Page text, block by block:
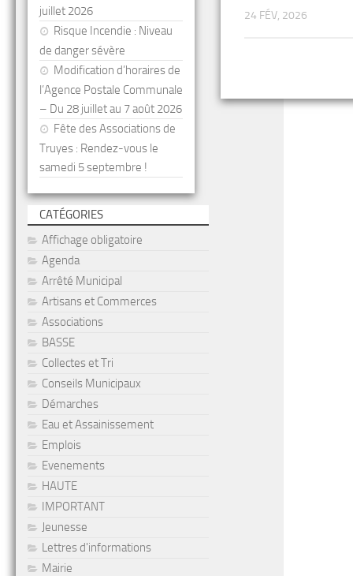
24 FÉV, 2026
juillet 2026
Risque Incendie : Niveau
de danger sévère
Modification d’horaires de
l’Agence Postale Communale
– Du 28 juillet au 7 août 2026
Fête des Associations de
Truyes : Rendez-vous le
samedi 5 septembre !
CATÉGORIES
Affichage obligatoire
Agenda
Arrêté Municipal
Artisans et Commerces
Associations
BASSE
Collectes et Tri
Conseils Municipaux
Démarches
Eau et Assainissement
Emplois
Evenements
HAUTE
IMPORTANT
Jeunesse
Lettres d'informations
Mairie